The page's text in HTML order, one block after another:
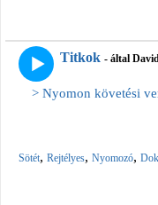
Titkok - által
> Nyomon követési
Sötét, Rejtélyes, Nyomozó,